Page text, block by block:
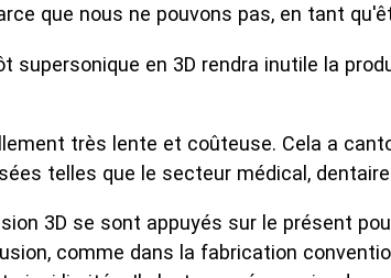
que nous ne pouvons pas, en tant
supersonique en 3D rendra inutile la
très lente et coûteuse. Cela a
telles que le secteur médical,
3D se sont appuyés sur le présent
comme dans la fabrication